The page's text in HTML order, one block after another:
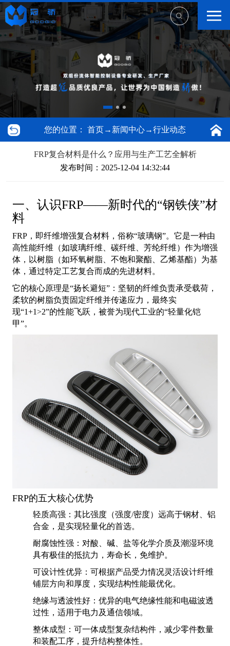
您的位置： 首页→ 新闻中心→行业动态
FRP复合材料是什么？应用与生产工艺全解析
发布时间：2025-12-04 14:32:44
一、认识FRP——新时代的“钢铁侠”材
料
FRP，即纤维增强复合材料，俗称“玻璃钢”。它是一种由
高性能纤维（如玻璃纤维、碳纤维、芳纶纤维）作为增强
体，以树脂（如环氧树脂、不饱和聚酯、乙烯基酯）为基
体，通过特定工艺复合而成的先进材料。
它的核心原理是“扬长避短”：坚韧的纤维负责承受载荷，
柔软的树脂负责固定纤维并传递应力，最终实
现“1+1>2”的性能飞跃，被誉为现代工业的“轻量化铠
甲”。
FRP的五大核心优势
轻质高强：其比强度（强度/密度）远高于钢材、铝
合金，是实现轻量化的首选。
耐腐蚀性强：对酸、碱、盐等化学介质及潮湿环境
具有极佳的抵抗力，寿命长，免维护。
可设计性优异：可根据产品受力情况灵活设计纤维
铺层方向和厚度，实现结构性能最优化。
绝缘与透波性好：优异的电气绝缘性能和电磁波透
过性，适用于电力及通信领域。
整体成型：可一体成型复杂结构件，减少零件数量
和装配工序，提升结构整体性。